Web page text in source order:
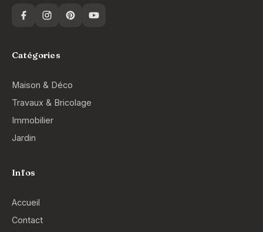
Catégories
Maison & Déco
Travaux & Bricolage
Immobilier
Jardin
Infos
Accueil
Contact